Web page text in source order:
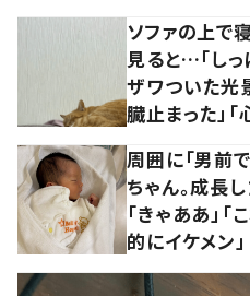
ソファの上で
見ると…「しっ
ザワついた光
臓止まった」
周囲に「男前
ちゃん。成長
「きゃああ」「
的にイケメン」